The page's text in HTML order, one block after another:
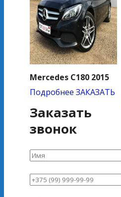
Mercedes C180 2015
Подробнее ЗАКАЗАТЬ
Заказать
звонок